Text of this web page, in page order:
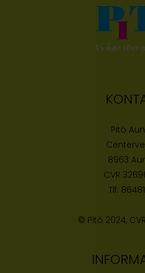
Pitó
8963
CVR
Tlf:
© Pitó 2024, CVR